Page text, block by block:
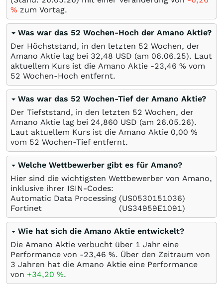
% zum Vortag.
Was war das 52 Wochen-Hoch der Amano Aktie?
Der Höchststand, in den letzten 52 Wochen, der
Amano Aktie lag bei 32,48 USD (am 06.06.25). Laut
aktuellem Kurs ist die Amano Aktie -23,46 % vom
52 Wochen-Hoch entfernt.
Was war das 52 Wochen-Tief der Amano Aktie?
Der Tiefststand, in den letzten 52 Wochen, der
Amano Aktie lag bei 24,860 USD (am 26.05.26).
Laut aktuellem Kurs ist die Amano Aktie 0,00 %
vom 52 Wochen-Tief entfernt.
Welche Wettbewerber gibt es für Amano?
Hier sind die wichtigsten Wettbewerber von Amano,
inklusive ihrer ISIN-Codes:
Automatic Data Processing (US0530151036)
Fortinet
(US34959E1091)
Wie hat sich die Amano Aktie entwickelt?
Die Amano Aktie verbucht über 1 Jahr eine
Performance von -23,46 %. Über den Zeitraum von
3 Jahren hat die Amano Aktie eine Performance
von +34,20 %.